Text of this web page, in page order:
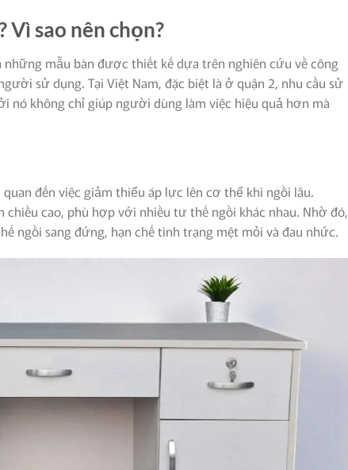
Vì sao nên chọn?
mẫu bàn được thiết kế dựa trên nghiên cứu về công
sử dụng. Tại Việt Nam, đặc biệt là ở quận 2, nhu cầu sử
nó không chỉ giúp người dùng làm việc hiệu quả hơn mà
đến việc giảm thiểu áp lực lên cơ thể khi ngồi lâu.
cao, phù hợp với nhiều tư thế ngồi khác nhau. Nhờ đó,
ngồi sang đứng, hạn chế tình trạng mệt mỏi và đau nhức.